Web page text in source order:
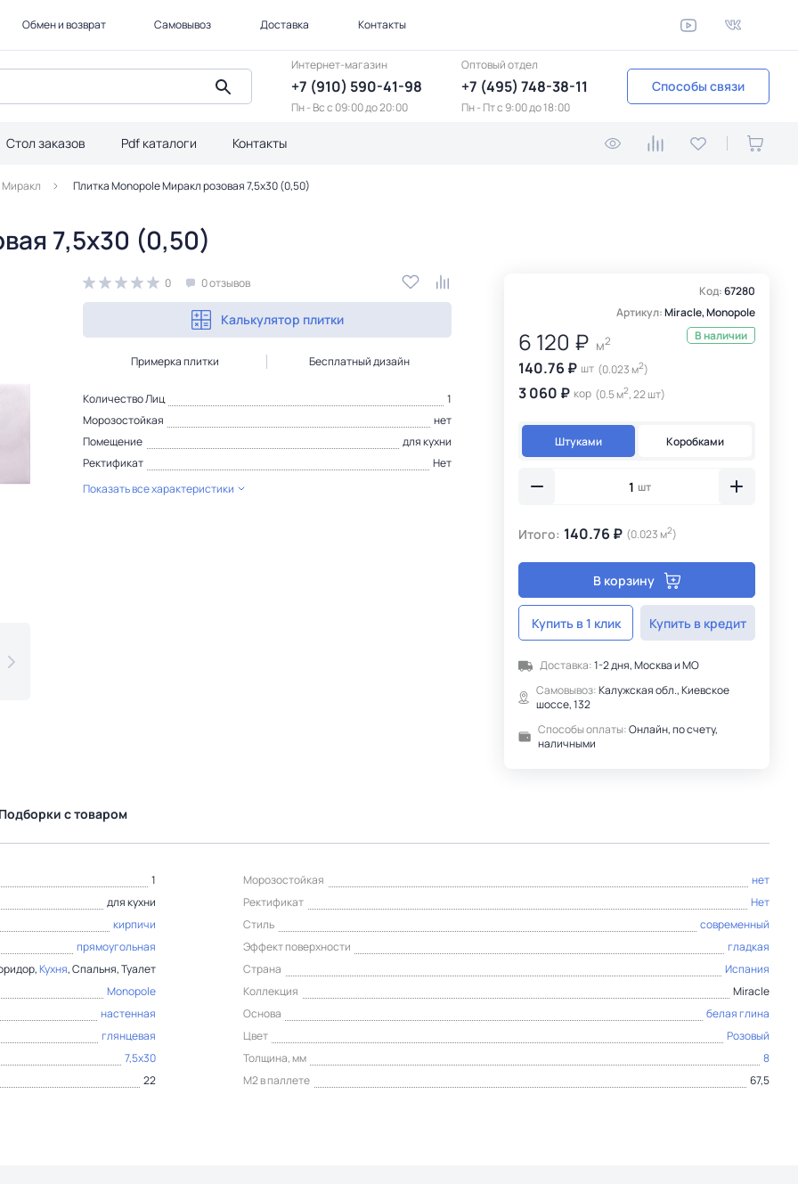
Обмен и возврат Самовывоз Доставка Контакты
Интернет-магазин
+7 (910) 590-41-98
Пн - Вс с 09:00 до 20:00
Оптовый отдел
+7 (495) 748-38-11
Пн - Пт c 9:00 до 18:00
Способы связи
Стол заказов Pdf каталоги Контакты
Миракл Плитка Monopole Миракл розовая 7,5х30 (0,50)
7,5х30 (0,50)
0 0 отзывов
Калькулятор плитки
Примерка плитки Бесплатный дизайн
Количество Лиц
1
Морозостойкая
нет
Помещение
для кухни
Ректификат
Нет
Показать все характеристики
Код:67280
Артикул:Miracle, Monopole
6 120 ₽ м2
140.76 ₽ шт (0.023 м2)
3 060 ₽ кор (0.5 м2, 22 шт)
В наличии
Штуками Коробками
шт
Итого: 140.76 ₽ (0.023 м2)
В корзину
Купить в 1 клик Купить в кредит
Доставка:1-2 дня, Москва и МО
Самовывоз:Калужская обл., Киевское
шоссе, 132
Способы оплаты:Онлайн, по счету,
наличными
Подборки с товаром
1 Морозостойкая
нет
для кухни Ректификат
Нет
кирпичи Стиль
современный
прямоугольная Эффект поверхности
гладкая
Кухня, Спальня, Туалет Страна
Испания
Monopole Коллекция
Miracle
настенная Основа
белая глина
глянцевая Цвет
Розовый
7,5x30 Толщина, мм
8
22 М2 в паллете 67,5